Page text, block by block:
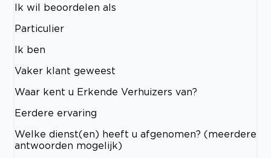
Ik wil beoordelen als
Particulier
Ik ben
Vaker klant geweest
Waar kent u Erkende Verhuizers van?
Eerdere ervaring
Welke dienst(en) heeft u afgenomen? (meerdere
antwoorden mogelijk)